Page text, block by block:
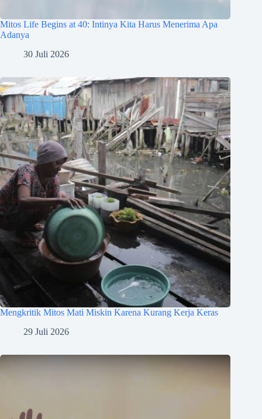
Mitos Life Begins at 40: Intinya Kita Harus Menerima Apa
Adanya
30 Juli 2026
Mengkritik Mitos Mati Miskin Karena Kurang Kerja Keras
29 Juli 2026